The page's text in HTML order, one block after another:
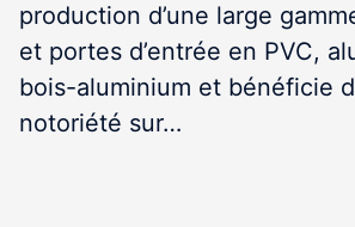
production d’une large
et portes d’entrée en PVC,
bois-aluminium et bénéficie
notoriété sur…